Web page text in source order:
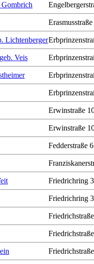
Lichtenberger
Veis
Erwinstraße
Erwinstraße
Fedderstraße 6
Friedrichring
Friedrichring